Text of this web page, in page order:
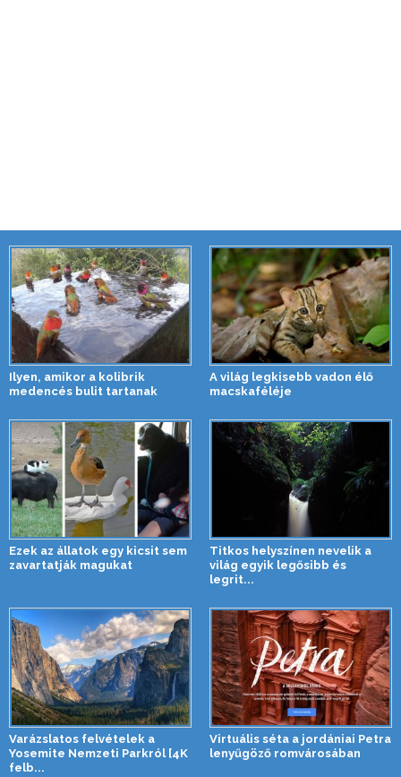
Ilyen, amikor a kolibrik
medencés bulit tartanak
A világ legkisebb vadon élő
macskaféléje
Ezek az állatok egy kicsit sem
zavartatják magukat
Titkos helyszínen nevelik a
világ egyik legősibb és
legrit...
Varázslatos felvételek a
Yosemite Nemzeti Parkról [4K
felb...
Virtuális séta a jordániai Petra
lenyűgöző romvárosában